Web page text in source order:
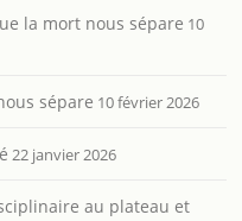
la mort nous sépare 10
sépare 10 février 2026
22 janvier 2026
au plateau et